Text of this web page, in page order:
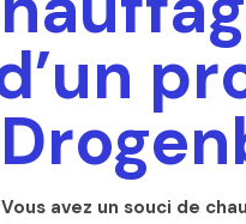
avez un souci de